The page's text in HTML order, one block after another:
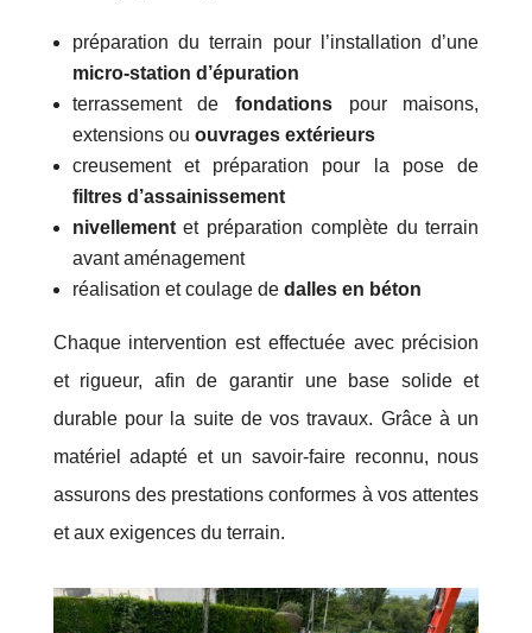
préparation du terrain pour l’installation d’une
micro-station d’épuration
terrassement de fondations pour maisons,
extensions ou ouvrages extérieurs
creusement et préparation pour la pose de
filtres d’assainissement
nivellementet préparation complète du terrain
avant aménagement
réalisation et coulage de dalles en béton
Chaque intervention est effectuée avec précision
et rigueur, afin de garantir une base solide et
durable pour la suite de vos travaux. Grâce à un
matériel adapté et un savoir-faire reconnu, nous
assurons des prestations conformes à vos attentes
et aux exigences du terrain.